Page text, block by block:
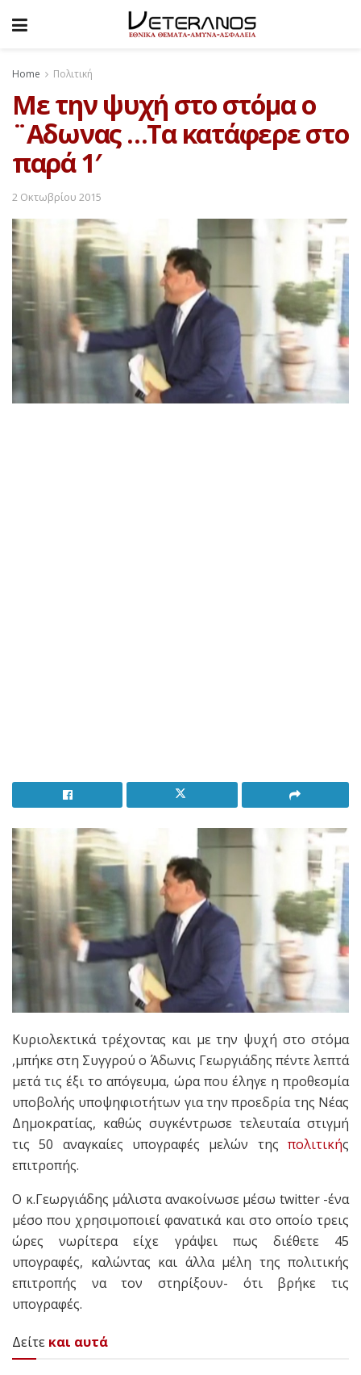
Home Πολιτική
Με την ψυχή στο στόμα ο
¨Αδωνας …Τα κατάφερε στο
παρά 1′
2 Οκτωβρίου 2015
Κυριολεκτικά τρέχοντας και με την ψυχή στο στόμα
,μπήκε στη Συγγρού ο Άδωνις Γεωργιάδης πέντε λεπτά
μετά τις έξι το απόγευμα, ώρα που έληγε η προθεσμία
υποβολής υποψηφιοτήτων για την προεδρία της Νέας
Δημοκρατίας, καθώς συγκέντρωσε τελευταία στιγμή
τις 50 αναγκαίες υπογραφές μελών της πολιτικής
επιτροπής.
O κ.Γεωργιάδης μάλιστα ανακοίνωσε μέσω twitter -ένα
μέσο που χρησιμοποιεί φανατικά και στο οποίο τρεις
ώρες νωρίτερα είχε γράψει πως διέθετε 45
υπογραφές, καλώντας και άλλα μέλη της πολιτικής
επιτροπής να τον στηρίξουν- ότι βρήκε τις
υπογραφές.
Δείτε και αυτά